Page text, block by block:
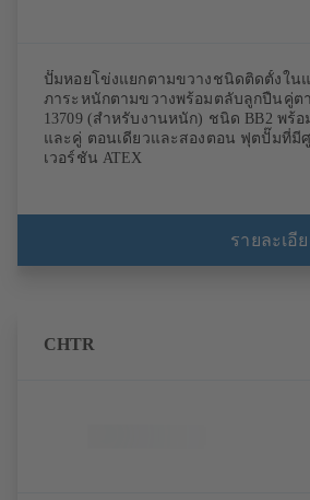
ปั๊มหอยโข่งแยกตามขวางชนิดติดตั้งใน
ภาระหนักตามขวางพร้อมตลับลูกปืนคู่ต
13709 (สำหรับงานหนัก) ชนิด BB2 พร้อ
และคู่ ตอนเดียวและสองตอน ฟุตปั๊มที่มี
เวอร์ชัน ATEX
รายละเอี
CHTR